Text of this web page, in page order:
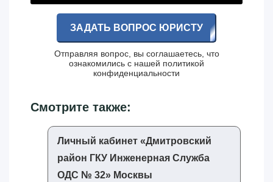
ЗАДАТЬ ВОПРОС ЮРИСТУ
Отправляя вопрос, вы соглашаетесь, что
ознакомились с нашей политикой
конфиденциальности
Смотрите также:
Личный кабинет «‎Дмитровский
район ГКУ Инженерная Служба
ОДС № 32»‎ Москвы